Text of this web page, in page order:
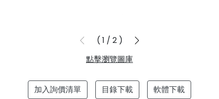
1 / 2
點擊瀏覽圖庫
加入詢價清單 目錄下載 軟體下載